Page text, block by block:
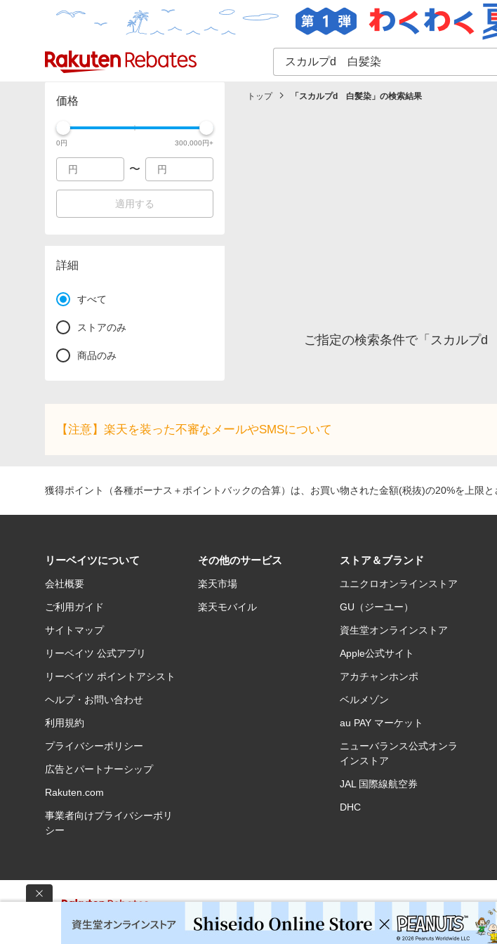
カテゴリー一覧 イベント一覧 ショッピング
価格
0円 300,000円+
〜
適用する
詳細
すべて
ストアのみ
商品のみ
トップ 「 スカルプd 白髪染 」の検索結果
ご指定の検索条件で「スカルプd
【注意】楽天を装った不審なメールやSMSについて
獲得ポイント（各種ボーナス＋ポイントバックの合算）は、お買い物された金額(税抜)の20%を上限
リーベイツについて
会社概要
ご利用ガイド
サイトマップ
リーベイツ 公式アプリ
リーベイツ ポイントアシスト
ヘルプ・お問い合わせ
利用規約
プライバシーポリシー
広告とパートナーシップ
Rakuten.com
事業者向けプライバシーポリ
シー
その他のサービス
楽天市場
楽天モバイル
ストア＆ブランド
ユニクロオンラインストア
GU（ジーユー）
資生堂オンラインストア
Apple公式サイト
アカチャンホンポ
ベルメゾン
au PAY マーケット
ニューバランス公式オンラ
インストア
JAL 国際線航空券
DHC